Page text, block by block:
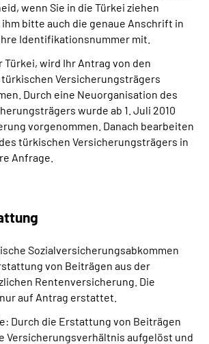
wenn Sie in die Türkei ziehen
bitte auch die genaue Anschrift in
Identifikationsnummer mit.
Türkei, wird Ihr Antrag von den
Versicherungsträgers
Durch eine Neuorganisation des
wurde ab 1. Juli 2010
vorgenommen. Danach bearbeiten
türkischen Versicherungsträgers in
Anfrage.
Sozialversicherungsabkommen
von Beiträgen aus der
Rentenversicherung. Die
auf Antrag erstattet.
Durch die Erstattung von Beiträgen
Versicherungsverhältnis aufgelöst und